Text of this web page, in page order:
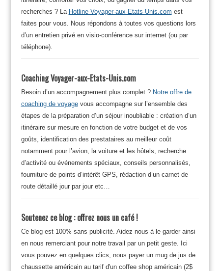
recherches ? La Hotline Voyager-aux-Etats-Unis.com est
faites pour vous. Nous répondons à toutes vos questions lors
d’un entretien privé en visio-conférence sur internet (ou par
téléphone).
Coaching Voyager-aux-Etats-Unis.com
Besoin d’un accompagnement plus complet ? Notre offre de
coaching de voyagevous accompagne sur l’ensemble des
étapes de la préparation d’un séjour inoubliable : création d’un
itinéraire sur mesure en fonction de votre budget et de vos
goûts, identification des prestataires au meilleur coût
notamment pour l’avion, la voiture et les hôtels, recherche
d’activité ou événements spéciaux, conseils personnalisés,
fourniture de points d’intérêt GPS, rédaction d’un carnet de
route détaillé jour par jour etc…
Soutenez ce blog : offrez nous un café !
Ce blog est 100% sans publicité. Aidez nous à le garder ainsi
en nous remerciant pour notre travail par un petit geste. Ici
vous pouvez en quelques clics, nous payer un mug de jus de
chaussette américain au tarif d'un coffee shop américain (2$